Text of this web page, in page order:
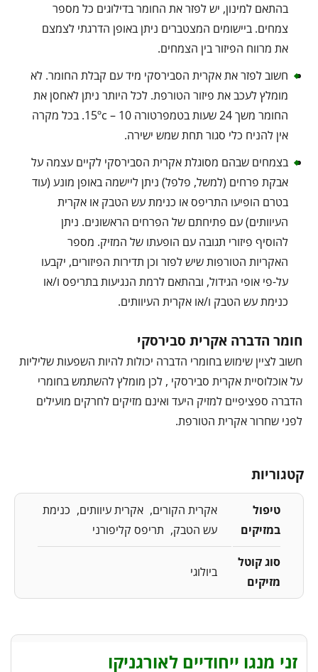
בהתאם למינון, יש לפזר את החומר בדילוגים כל מספר
צמחים. ביישומים המצטברים ניתן באופן הדרגתי לצמצם
את מרווח הפיזור בין הצמחים.
חשוב לפזר את אקרית הסבירסקי מיד עם קבלת החומר. לא
מומלץ לעכב את פיזור הטורפת. לכל היותר ניתן לאחסן את
החומר משך 24 שעות בטמפרטורה 10 – 15ºc. בכל מקרה
אין להניח כלי סגור תחת שמש ישירה.
בצמחים שבהם מסוגלת אקרית הסבירסקי לקיים עצמה על
אבקת פרחים (למשל, פלפל) ניתן ליישמה באופן מונע (עוד
בטרם הופיעו התריפס או כנימת עש הטבק או אקרית
העיוותים) עם פתיחתם של הפרחים הראשונים. ניתן
להוסיף פיזורי תגובה עם הופעתו של המזיק. מספר
האקריות הטורפות שיש לפזר וכן תדירות הפיזורים, יקבעו
על-פי אופי הגידול, ובהתאם לרמת הנגיעות בתריפס ו/או
כנימת עש הטבק ו/או אקרית העיוותים.
חומר הדברה אקרית סבירסקי
חשוב לציין שימוש בחומרי הדברה יכולות להיות השפעות שליליות
על אוכלוסיית אקרית סבירסקי , לכן מומלץ להשתמש בחומרי
הדברה ספציפיים למזיק היעד ואינם מזיקים לחרקים מועילים
לפני שחרור אקרית הטורפת.
קטגוריות
טיפול
במזיקים
אקרית הקורים אקרית עיוותים
כנימת
עש הטבק
תריפס קליפורני
סוג קוטל
מזיקים
ביולוגי
זני מנגו ייחודיים לאורגניקו